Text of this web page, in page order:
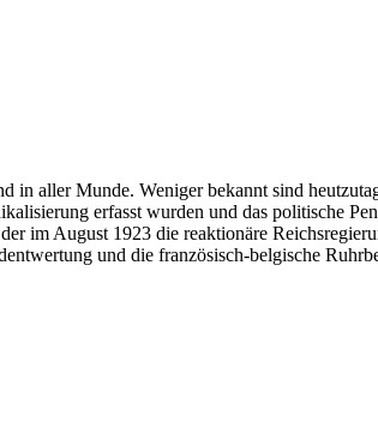
aller Munde. Weniger bekannt sind
erfasst wurden und das politische
im August 1923 die reaktionäre
und die französisch-belgische